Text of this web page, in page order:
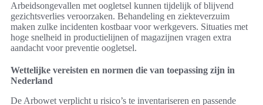
Arbeidsongevallen met oogletsel kunnen tijdelijk of blijvend
gezichtsverlies veroorzaken. Behandeling en ziekteverzuim
maken zulke incidenten kostbaar voor werkgevers. Situaties met
hoge snelheid in productielijnen of magazijnen vragen extra
aandacht voor preventie oogletsel.
Wettelijke vereisten en normen die van toepassing zijn in
Nederland
De Arbowet verplicht u risico’s te inventariseren en passende